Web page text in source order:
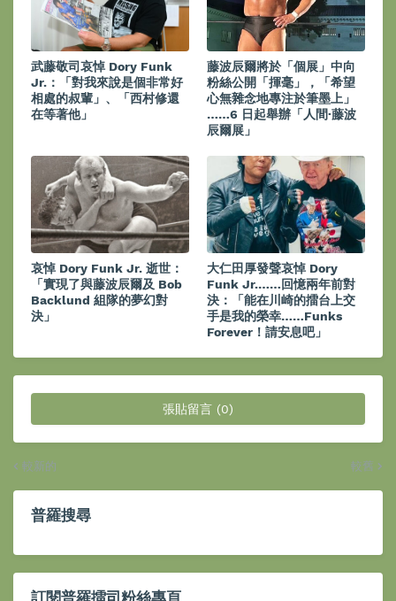
武藤敬司哀悼 Dory Funk
Jr.：「對我來說是個非常好
相處的叔輩」、「西村修還
在等著他」
藤波辰爾將於「個展」中向
粉絲公開「揮毫」，「希望
心無雜念地專注於筆墨上」
……6 日起舉辦「人間·藤波
辰爾展」
哀悼 Dory Funk Jr. 逝世：
「實現了與藤波辰爾及 Bob
Backlund 組隊的夢幻對
決」
大仁田厚發聲哀悼 Dory
Funk Jr.……回憶兩年前對
決：「能在川崎的擂台上交
手是我的榮幸……Funks
Forever！請安息吧」
張貼留言 (0)
較新的 較舊
普羅搜尋